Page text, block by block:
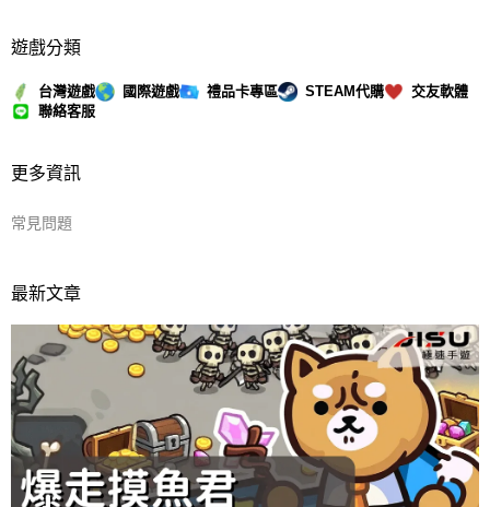
遊戲分類
台灣遊戲 國際遊戲 禮品卡專區 STEAM代購
交友軟體
聯絡客服
更多資訊
常見問題
最新文章